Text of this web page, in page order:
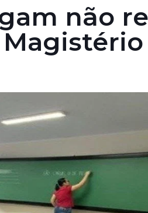
não
Magistério